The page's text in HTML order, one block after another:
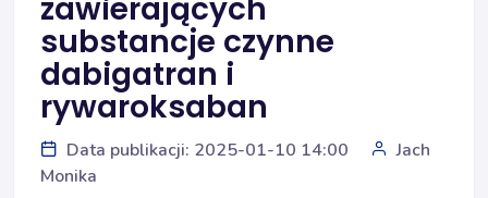
zawierających
substancje czynne
dabigatran i
rywaroksaban
Data publikacji: 2025-01-10 14:00
Jach
Monika